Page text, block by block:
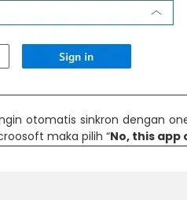
otomatis sinkron dengan
maka pilih “No, this app